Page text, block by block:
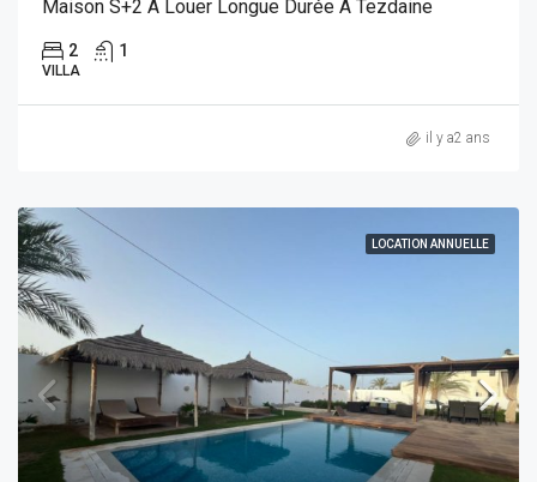
Maison S+2 À Louer Longue Durée À Tezdaine
2 1
VILLA
il y a2 ans
LOCATION ANNUELLE